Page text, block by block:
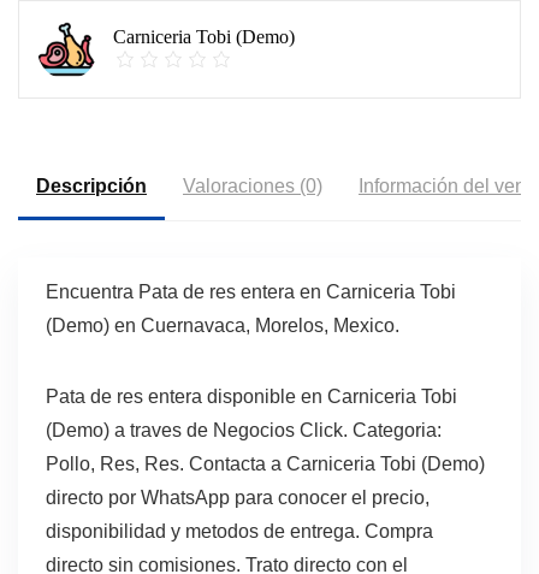
Carniceria Tobi (Demo)
Descripción Valoraciones (0) Información del
Encuentra Pata de res entera en Carniceria Tobi
(Demo) en Cuernavaca, Morelos, Mexico.
Pata de res entera disponible en Carniceria Tobi
(Demo) a traves de Negocios Click. Categoria:
Pollo, Res, Res. Contacta a Carniceria Tobi (Demo)
directo por WhatsApp para conocer el precio,
disponibilidad y metodos de entrega. Compra
directo sin comisiones. Trato directo con el